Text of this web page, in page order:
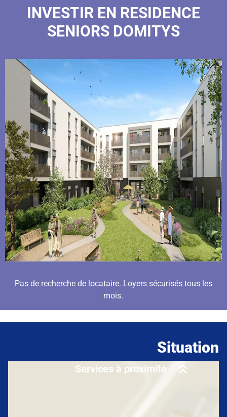
INVESTIR EN RESIDENCE
SENIORS DOMITYS
Pas de recherche de locataire. Loyers sécurisés tous les
mois.
Situation
Services à proximité